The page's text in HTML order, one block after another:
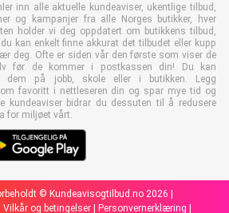
inn alle aktuelle kundeaviser, ukentlige tilbud,
og kampanjer fra alle Norges butikker, hver
holder vi deg oppdatert om butikkens tilbud,
kan enkelt finne akkurat det tilbudet eller kupp
deg. Ofte er siden vår den første som viser de
før de kommer i postkassen din! Du kan
dem på jobb, skole eller i butikken. Legg
favoritt i nettleseren din og spar mye tid og
kundeaviser bidrar du dessuten til å redusere
for miljøet vårt.
© Kundeavisogtilbud.no 2026 |
Vilkår og betingelser Personvernerklæring